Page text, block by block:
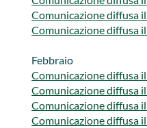
​Comunicazione diffusa
​​Comunicazione diffusa
​​​Febbraio
​Comunicazione diffusa
Comunicazione diffusa
​Comunicazione diffusa
​Comunicazione diffusa